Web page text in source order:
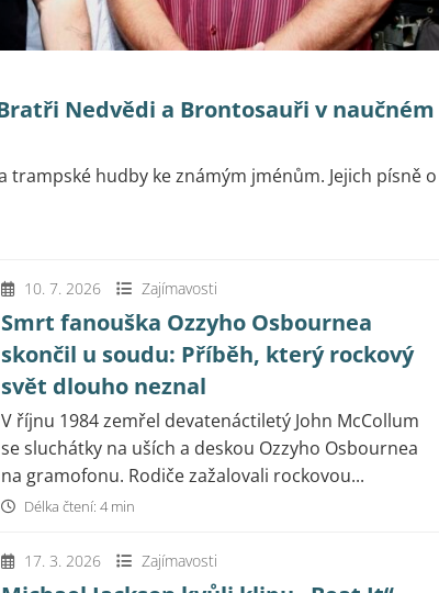
Nedvědi a Brontosauři v naučném
hudby ke známým jménům. Jejich písně o
10. 7. 2026 Zajímavosti
Smrt fanouška Ozzyho Osbournea
skončil u soudu: Příběh, který rockový
svět dlouho neznal
V říjnu 1984 zemřel devatenáctiletý John McCollum
se sluchátky na uších a deskou Ozzyho Osbournea
na gramofonu. Rodiče zažalovali rockovou...
Délka čtení: 4 min
17. 3. 2026 Zajímavosti